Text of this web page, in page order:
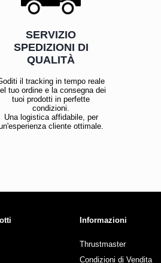
SERVIZIO
SPEDIZIONI DI
QUALITÀ
il tracking in tempo reale
tuo ordine e la consegna dei
tuoi prodotti in perfette
condizioni.
Una logistica affidabile, per
cliente ottimale.
Informazioni
Thrustmaster
Condizioni di Vendita